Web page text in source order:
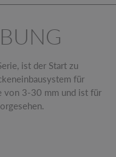
ist der Start zu
für
von 3-30 mm und ist für